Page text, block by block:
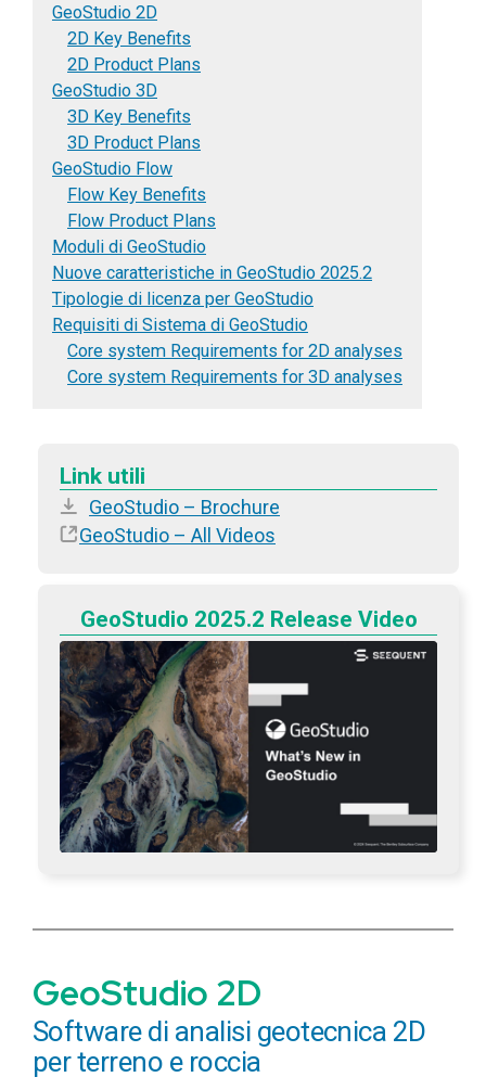
GeoStudio 2D
2D Key Benefits
2D Product Plans
GeoStudio 3D
3D Key Benefits
3D Product Plans
GeoStudio Flow
Flow Key Benefits
Flow Product Plans
Moduli di GeoStudio
Nuove caratteristiche in GeoStudio 2025.2
Tipologie di licenza per GeoStudio
Requisiti di Sistema di GeoStudio
Core system Requirements for 2D analyses
Core system Requirements for 3D analyses
Link utili
GeoStudio – Brochure
GeoStudio – All Videos
GeoStudio 2025.2 Release Video
GeoStudio 2D
Software di analisi geotecnica 2D
per terreno e roccia